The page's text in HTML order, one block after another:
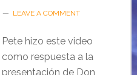
LEAVE A COMMENT
Pete hizo este video
como respuesta a la
presentación de Don